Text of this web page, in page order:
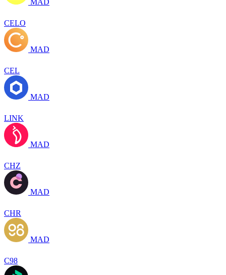
CELO
MAD
CEL
MAD
LINK
MAD
CHZ
MAD
CHR
MAD
C98